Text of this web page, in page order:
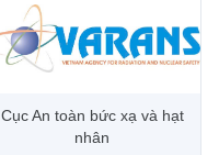
Cục An toàn bức xạ và hạt
nhân